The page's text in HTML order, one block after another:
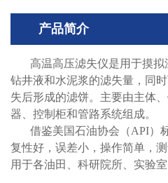
产品简介
高温高压滤失仪是用于摸
钻井液和水泥浆的滤失量，同
失后形成的滤饼。主要由主体
器、控制柜和管路系统组成。
借鉴美国石油协会（API）
复性好，误差小，操作简单，
用于各油田、科研院所、实验室